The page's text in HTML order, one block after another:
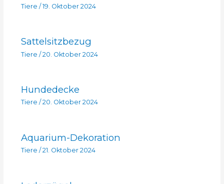
Tiere /19. Oktober 2024
Sattelsitzbezug
Tiere /20. Oktober 2024
Hundedecke
Tiere / 20. Oktober 2024
Aquarium-Dekoration
Tiere / 21. Oktober 2024